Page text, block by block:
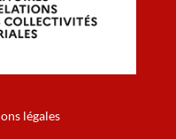
légales